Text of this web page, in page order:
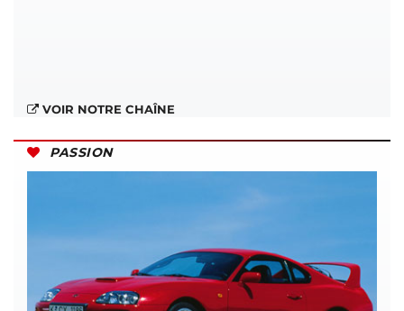
VOIR NOTRE CHAÎNE
PASSION